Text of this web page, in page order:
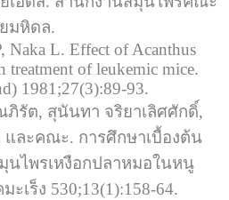
มหิดล.
Naka L. Effect of Acanthus
of leukemic mice.
1981;27(3):89-93.
รัต, สุนันทา จริยาเลิศศักดิ์,
และคณะ. การศึกษาเบื้องต้น
นไพรเหงือกปลาหมอในหนู
ะเร็ง 530;13(1):158-64.